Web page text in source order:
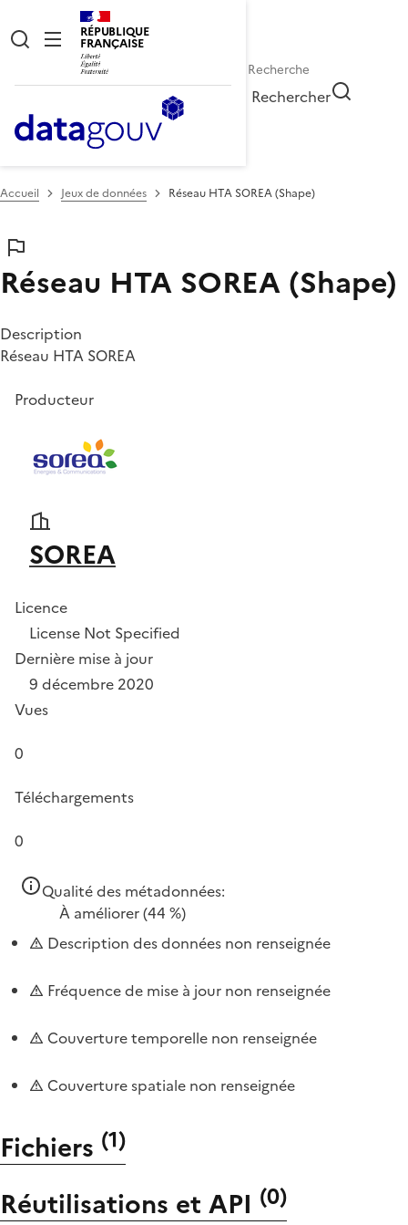
RÉPUBLIQUE
FRANÇAISE
Rechercher
Accueil Jeux de données Réseau HTA SOREA (Shape)
Réseau HTA SOREA (Shape)
Description
Réseau HTA SOREA
Producteur
SOREA
Licence
License Not Specified
Dernière mise à jour
9 décembre 2020
Vues
0
Téléchargements
0
Qualité des métadonnées:
À améliorer(44 %)
Description des données non renseignée
Fréquence de mise à jour non renseignée
Couverture temporelle non renseignée
Couverture spatiale non renseignée
Fichiers (1)
Réutilisations et API (0)